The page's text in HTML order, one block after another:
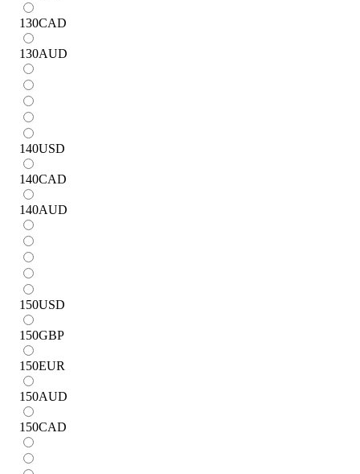
130CAD
130AUD
140USD
140CAD
140AUD
150USD
150GBP
150EUR
150AUD
150CAD